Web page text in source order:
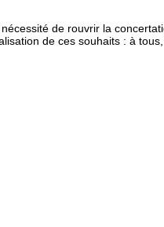
de rouvrir la
de ces souhaits : à